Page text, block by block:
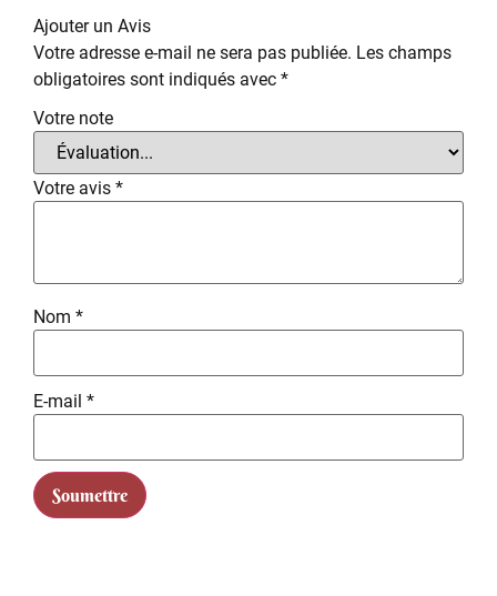
Ajouter un Avis
Votre adresse e-mail ne sera pas publiée. Les champs
obligatoires sont indiqués avec *
Votre note
Votre avis *
Nom *
E-mail *